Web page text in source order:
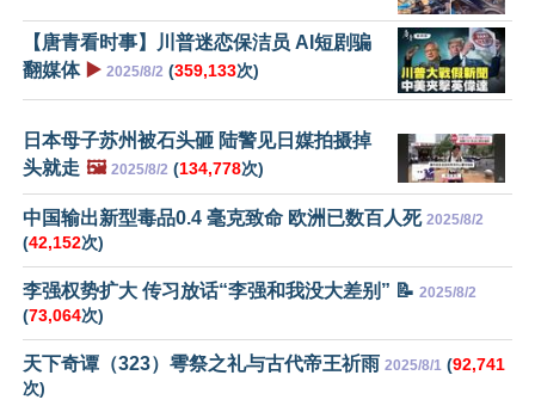
【唐青看时事】川普迷恋保洁员 AI短剧骗
翻媒体 ▶️ 2025/8/2 (359,133次)
日本母子苏州被石头砸 陆警见日媒拍摄掉
头就走 🖼️ 2025/8/2 (134,778次)
中国输出新型毒品0.4 毫克致命 欧洲已数百人死 2025/8/2
(42,152次)
李强权势扩大 传习放话“李强和我没大差别” 📝 2025/8/2
(73,064次)
天下奇谭（323）雩祭之礼与古代帝王祈雨 2025/8/1 (92,741
次)